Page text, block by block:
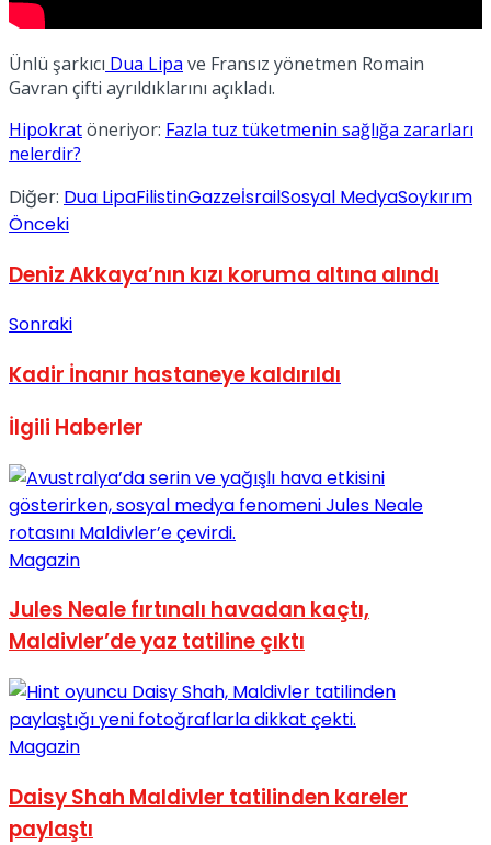
Ünlü şarkıcı Dua Lipa ve Fransız yönetmen Romain
Gavran çifti ayrıldıklarını açıkladı.
Hipokratöneriyor: Fazla tuz tüketmenin sağlığa zararları
nelerdir?
Diğer: Dua LipaFilistinGazzeİsrailSosyal MedyaSoykırım
Önceki
Deniz Akkaya’nın kızı koruma altına alındı
Sonraki
Kadir İnanır hastaneye kaldırıldı
İlgili Haberler
Magazin
Jules Neale fırtınalı havadan kaçtı,
Maldivler’de yaz tatiline çıktı
Magazin
Daisy Shah Maldivler tatilinden kareler
paylaştı